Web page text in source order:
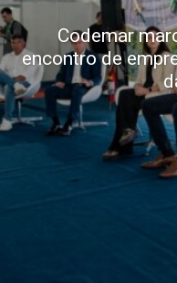
Codemar
encontro de